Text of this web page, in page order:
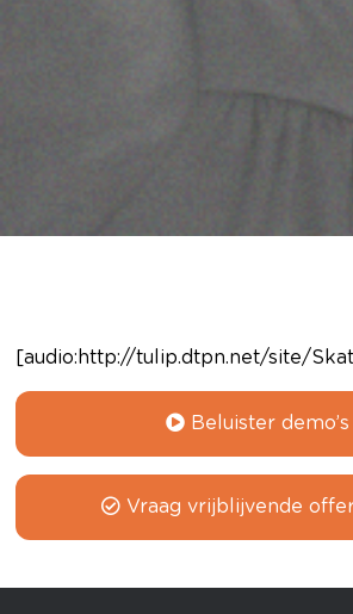
[audio:http://tulip.dtpn.net/site/
Beluister demo’s
Vraag vrijblijvende